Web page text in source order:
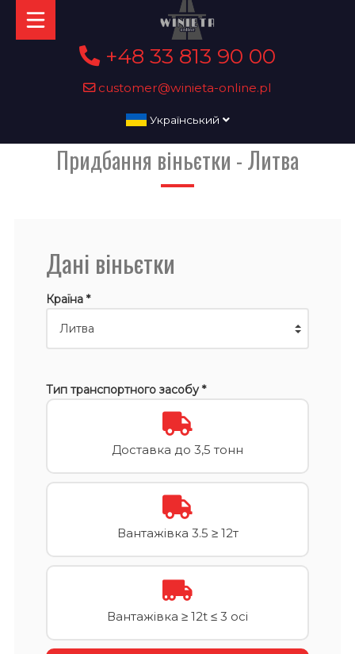
+48 33 813 90 00
customer@winieta-online.pl
Український
Придбання віньєтки - Литва
Дані віньєтки
Країна *
Тип транспортного засобу *
Доставка до 3,5 тонн
Вантажівка 3.5 ≥ 12т
Вантажівка ≥ 12t ≤ 3 осі